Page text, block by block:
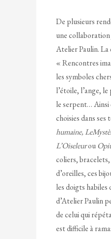
De plusieurs
une
Atelier Paulin.
« Rencontres
les symboles
l’étoile, l’ange,
le serpent… Ainsi
choisies dans ses
humaine, Le
L’Oiseleurou
coliers,
d’oreilles, ces
les doigts habiles
d’Atelier Paulin
de celui qui
est difficile à